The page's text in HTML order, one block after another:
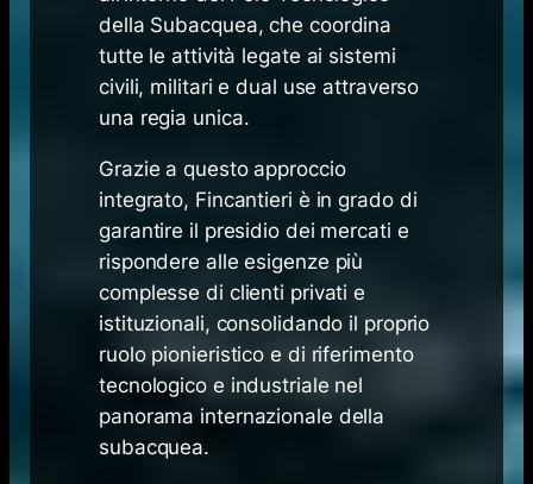
della Subacquea, che coordina
tutte le attività legate ai sistemi
civili, militari e dual use attraverso
una regia unica.
Grazie a questo approccio
integrato, Fincantieri è in grado di
garantire il presidio dei mercati e
rispondere alle esigenze più
complesse di clienti privati e
istituzionali, consolidando il proprio
ruolo pionieristico e di riferimento
tecnologico e industriale nel
panorama internazionale della
subacquea.